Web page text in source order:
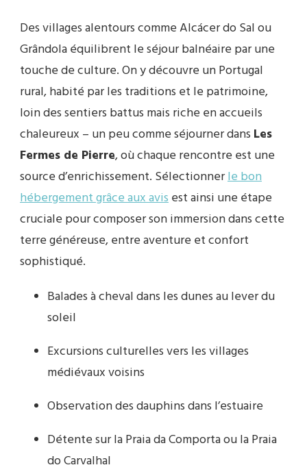
Des villages alentours comme Alcácer do Sal ou
Grândola équilibrent le séjour balnéaire par une
touche de culture. On y découvre un Portugal
rural, habité par les traditions et le patrimoine,
loin des sentiers battus mais riche en accueils
chaleureux – un peu comme séjourner dans Les
Fermes de Pierre, où chaque rencontre est une
source d’enrichissement. Sélectionnerle bon
hébergement grâce aux avisest ainsi une étape
cruciale pour composer son immersion dans cette
terre généreuse, entre aventure et confort
sophistiqué.
Balades à cheval dans les dunes au lever du
soleil
Excursions culturelles vers les villages
médiévaux voisins
Observation des dauphins dans l’estuaire
Détente sur la Praia da Comporta ou la Praia
do Carvalhal